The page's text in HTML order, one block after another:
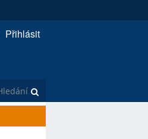
Přihlásit